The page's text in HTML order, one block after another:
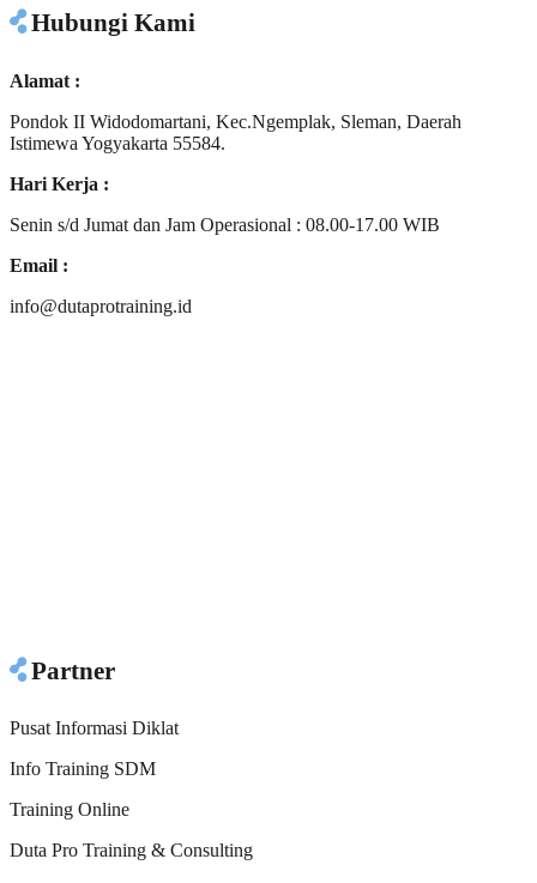
Hubungi Kami
Alamat :
Pondok II Widodomartani, Kec.Ngemplak, Sleman, Daerah
Istimewa Yogyakarta 55584.
Hari Kerja :
Senin s/d Jumat dan Jam Operasional : 08.00-17.00 WIB
Email :
info@dutaprotraining.id
Partner
Pusat Informasi Diklat
Info Training SDM
Training Online
Duta Pro Training & Consulting